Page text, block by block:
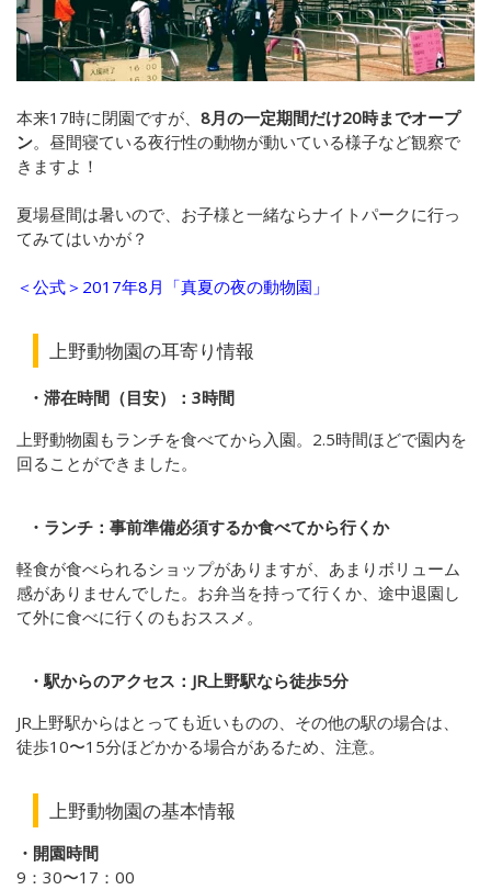
本来17時に閉園ですが、 8月の一定期間だけ20時までオープ
ン。昼間寝ている夜行性の動物が動いている様子など観察で
きますよ！
夏場昼間は暑いので、お子様と一緒ならナイトパークに行っ
てみてはいかが？
＜公式＞2017年8月「真夏の夜の動物園」
上野動物園の耳寄り情報
・滞在時間（目安）：3時間
上野動物園もランチを食べてから入園。2.5時間ほどで園内を
回ることができました。
・ランチ：事前準備必須するか食べてから行くか
軽食が食べられるショップがありますが、あまりボリューム
感がありませんでした。お弁当を持って行くか、途中退園し
て外に食べに行くのもおススメ。
・駅からのアクセス：JR上野駅なら徒歩5分
JR上野駅からはとっても近いものの、その他の駅の場合は、
徒歩10〜15分ほどかかる場合があるため、注意。
上野動物園の基本情報
・開園時間
9：30〜17：00